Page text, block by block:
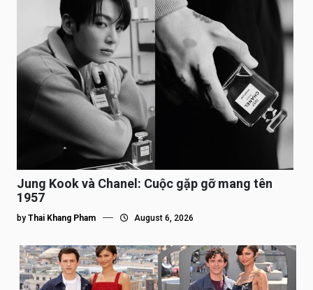
Jung Kook và Chanel: Cuộc gặp gỡ mang tên
1957
by Thai Khang Pham August 6, 2026